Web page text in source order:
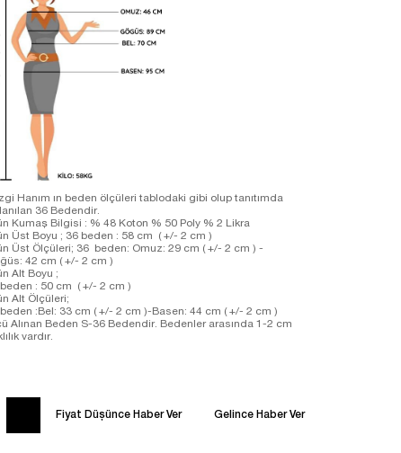
Hanım ın beden ölçüleri tablodaki gibi olup tanıtımda
36 Bedendir.
Kumaş Bilgisi : % 48 Koton % 50 Poly % 2 Likra
Üst Boyu ; 36 beden : 58 cm ( +/- 2 cm )
Üst Ölçüleri; 36 beden: Omuz: 29 cm ( +/- 2 cm ) -
42 cm ( +/- 2 cm )
Alt Boyu ;
: 50 cm ( +/- 2 cm )
Alt Ölçüleri;
:Bel: 33 cm ( +/- 2 cm )-Basen: 44 cm ( +/- 2 cm )
Alınan Beden S-36 Bedendir. Bedenler arasında 1-2 cm
vardır.
Fiyat Düşünce Haber Ver Gelince Haber Ver